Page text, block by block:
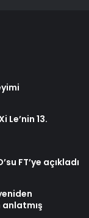
Le’nin 13.
FT’ye açıkladı
anlatmış